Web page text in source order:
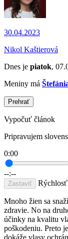
30.04.2023
Nikol Kaštierová
Dnes je piatok,
Meniny má
Prehrať
Vypočuť článok
Pripravujem
0:00
--:--
Zastaviť Rýchlosť
Mnoho žien sa
zdravie. No na
účinky na kvalitu
poškodeniu. Preto